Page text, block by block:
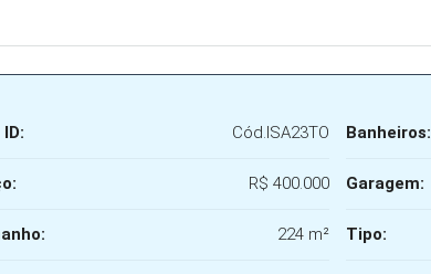
Cód.ISA23TO
R$ 400.000
224 m²
Banheiros:
Garagem:
Tipo: